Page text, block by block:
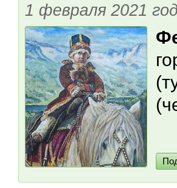
1 февраля 2021